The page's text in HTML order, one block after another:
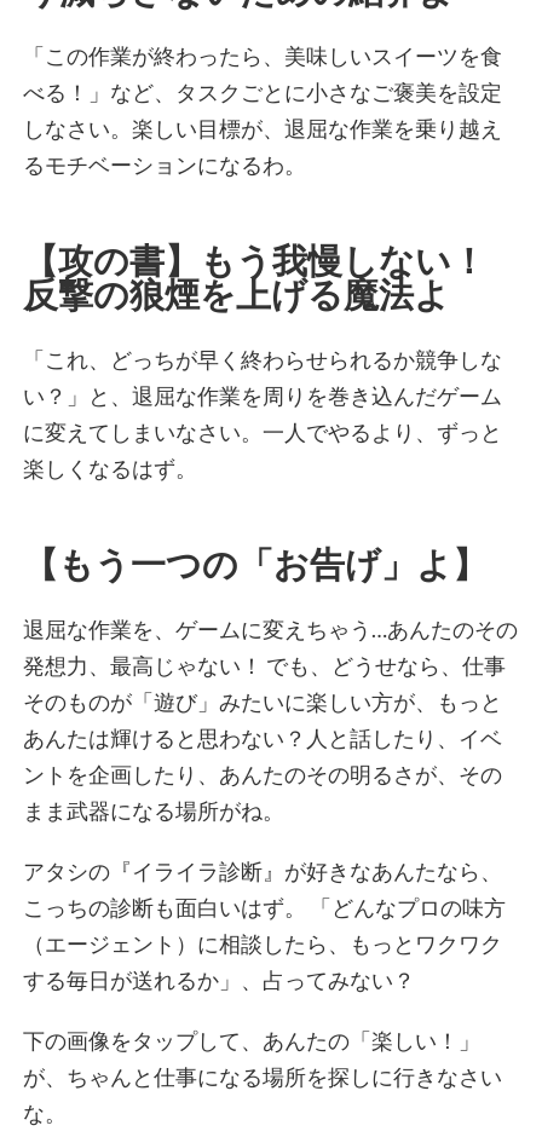
火遊び界隈
全力女子界隈
自由すぎてごめん界隈
頼れる姉御界隈
コスパ界隈
コミット界隈
運営者情報
イライラ診断を受ける
モヤモヤ診断を受ける
転職サイト診断を受ける
「この作業が終わったら、美味しいスイーツを食
べる！」など、タスクごとに小さなご褒美を設定
しなさい。楽しい目標が、退屈な作業を乗り越え
るモチベーションになるわ。
【攻の書】もう我慢しない！
反撃の狼煙を上げる魔法よ
「これ、どっちが早く終わらせられるか競争しな
い？」と、退屈な作業を周りを巻き込んだゲーム
に変えてしまいなさい。一人でやるより、ずっと
楽しくなるはず。
【もう一つの「お告げ」よ】
退屈な作業を、ゲームに変えちゃう…あんたのその
発想力、最高じゃない！ でも、どうせなら、仕事
そのものが「遊び」みたいに楽しい方が、もっと
あんたは輝けると思わない？人と話したり、イベ
ントを企画したり、あんたのその明るさが、その
まま武器になる場所がね。
アタシの『イライラ診断』が好きなあんたなら、
こっちの診断も面白いはず。 「どんなプロの味方
（エージェント）に相談したら、もっとワクワク
する毎日が送れるか」、占ってみない？
下の画像をタップして、あんたの「楽しい！」
が、ちゃんと仕事になる場所を探しに行きなさい
な。